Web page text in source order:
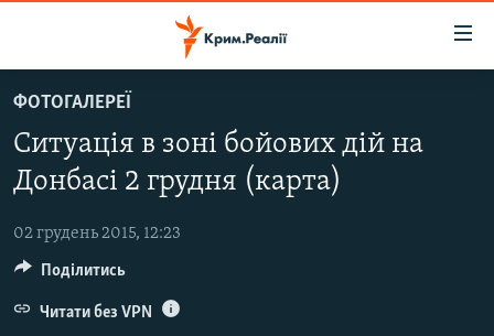
до
основного
матеріалу
Перейти
до
навігації
Перейти
ВОДА.КРИМ
ВІДЕО ТА ФОТО
ПОЛІТИКА
БЛОГИ
ПОГЛЯД
ФОТОГАЛЕРЕЇ
Ситуація в зоні бойових дій на
Донбасі 2 грудня (карта)
02 грудень 2015, 12:23
Поділитись
Читати без VPN